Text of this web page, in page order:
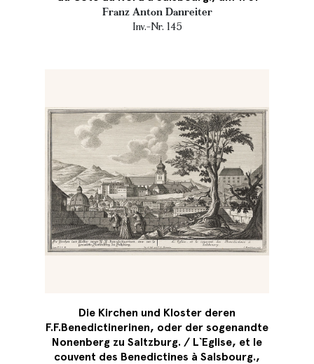
Franz Anton Danreiter
Inv.-Nr. 145
Die Kirchen und Kloster deren
F.F.Benedictinerinen, oder der sogenandte
Nonenberg zu Saltzburg. / L`Eglise, et le
couvent des Benedictines à Salsbourg.,